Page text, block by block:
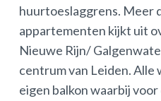
huurtoeslaggrens. Meer
appartementen kijkt uit
Nieuwe Rijn/
centrum van Leiden. Alle
eigen balkon waarbij